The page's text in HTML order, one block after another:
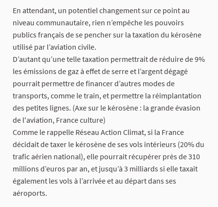
En attendant, un potentiel changement sur ce point au
niveau communautaire, rien n’empêche les pouvoirs
publics français de se pencher sur la taxation du kérosène
utilisé par l’aviation civile.
D’autant qu’une telle taxation permettrait de réduire de 9%
les émissions de gaz à effet de serre et l’argent dégagé
pourrait permettre de financer d’autres modes de
transports, comme le train, et permettre la réimplantation
des petites lignes. (Axe sur le kérosène : la grande évasion
de l'aviation, France culture)
Comme le rappelle Réseau Action Climat, si la France
décidait de taxer le kérosène de ses vols intérieurs (20% du
trafic aérien national), elle pourrait récupérer près de 310
millions d’euros par an, et jusqu’à 3 milliards si elle taxait
également les vols à l’arrivée et au départ dans ses
aéroports.